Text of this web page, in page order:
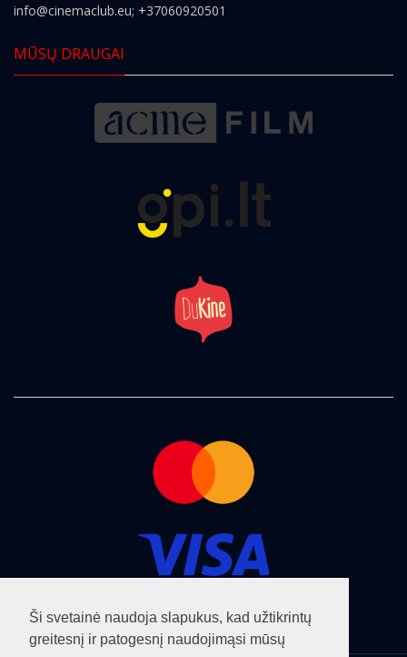
Ši svetainė naudoja slapukus, kad užtikrintų
greitesnį ir patogesnį naudojimąsi mūsų
info@cinemaclub.eu; +37060920501
MŪSŲ DRAUGAI